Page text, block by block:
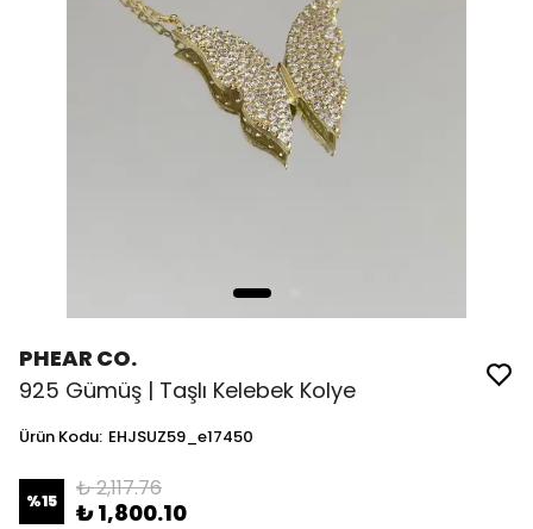
PHEAR CO.
925 Gümüş | Taşlı Kelebek Kolye
Ürün Kodu: EHJSUZ59_e17450
%15 ₺ 2,117.76
₺ 1,800.10